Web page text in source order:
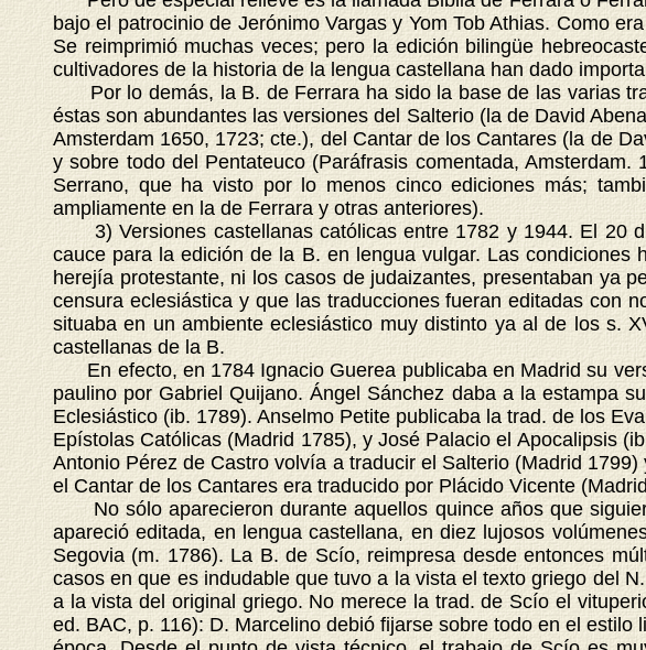
bajo el patrocinio de Jerónimo Vargas y Yom Tob Athias. Como
Se reimprimió muchas veces; pero la edición bilingüe
cultivadores de la historia de la lengua castellana han dado
Por lo demás, la B. de Ferrara ha sido la base de las varias
éstas son abundantes las versiones del Salterio (la de David
Amsterdam 1650, 1723; cte.), del Cantar de los Cantares (la de
y sobre todo del Pentateuco (Paráfrasis comentada,
Serrano, que ha visto por lo menos cinco ediciones más;
ampliamente en la de Ferrara y otras anteriores).
3) Versiones castellanas católicas entre 1782 y 1944. El 20
cauce para la edición de la B. en lengua vulgar. Las
herejía protestante, ni los casos de judaizantes, presentaban ya
censura eclesiástica y que las traducciones fueran editadas con
situaba en un ambiente eclesiástico muy distinto ya al de los s.
castellanas de la B.
En efecto, en 1784 Ignacio Guerea publicaba en Madrid su
paulino por Gabriel Quijano. Ángel Sánchez daba a la estampa
Eclesiástico (ib. 1789). Anselmo Petite publicaba la trad. de los
Epístolas Católicas (Madrid 1785), y José Palacio el Apocalipsis
Antonio Pérez de Castro volvía a traducir el Salterio (Madrid
el Cantar de los Cantares era traducido por Plácido Vicente
No sólo aparecieron durante aquellos quince años que
apareció editada, en lengua castellana, en diez lujosos
Segovia (m. 1786). La B. de Scío, reimpresa desde entonces
casos en que es indudable que tuvo a la vista el texto griego del
a la vista del original griego. No merece la trad. de Scío el
ed. BAC, p. 116): D. Marcelino debió fijarse sobre todo en el